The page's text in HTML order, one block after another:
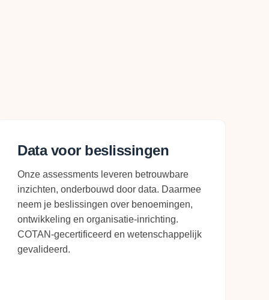
Data voor beslissingen
Onze assessments leveren betrouwbare
inzichten, onderbouwd door data. Daarmee
neem je beslissingen over benoemingen,
ontwikkeling en organisatie-inrichting.
COTAN-gecertificeerd en wetenschappelijk
gevalideerd.